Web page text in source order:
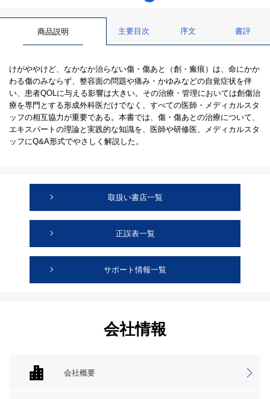
商品説明 主要目次 序文 書評
けがややけど、なかなか治らない傷・傷あと（創・瘢痕）は、命にかか
わる傷のみならず、整容面の問題や痛み・かゆみなどの自覚症状を伴
い、患者QOLに与える影響は大きい。その治療・管理においては創傷治
療を専門とする形成外科医だけでなく、すべての医師・メディカルスタ
ッフの相互協力が重要である。本書では、傷・傷あとの治療について、
エキスパートの理論と実践的な知識を、医師や研修医、メディカルスタ
ッフにQ&A形式でやさしく解説した。
取扱い書店一覧
正誤表一覧
サポート情報一覧
会社情報
会社概要